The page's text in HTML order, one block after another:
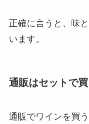
正確に言うと、味
います。
通販はセットで
通販でワインを買